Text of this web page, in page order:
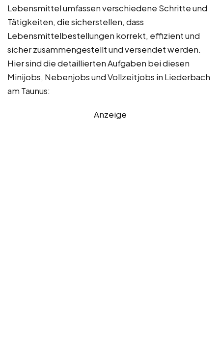
Lebensmittel umfassen verschiedene Schritte und
Tätigkeiten, die sicherstellen, dass
Lebensmittelbestellungen korrekt, effizient und
sicher zusammengestellt und versendet werden.
Hier sind die detaillierten Aufgaben bei diesen
Minijobs, Nebenjobs und Vollzeitjobs in Liederbach
am Taunus:
Anzeige